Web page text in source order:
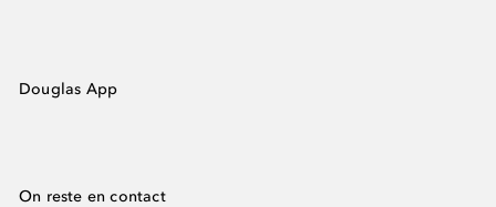
Douglas App
On reste en contact